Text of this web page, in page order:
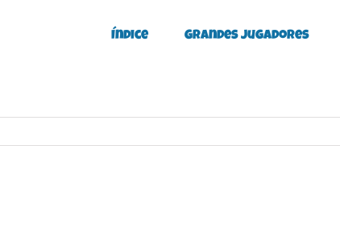
Índice Grandes Jugadores